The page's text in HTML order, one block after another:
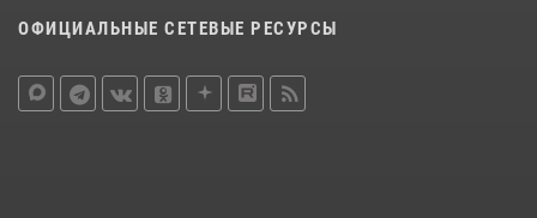
ОФИЦИАЛЬНЫЕ СЕТЕВЫЕ РЕСУРСЫ